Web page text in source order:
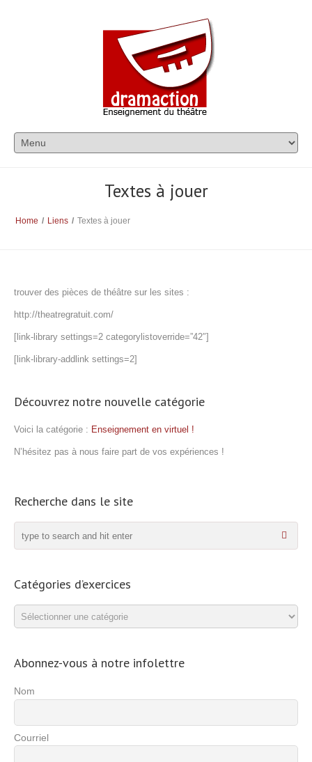
Textes à jouer
Home / Liens / Textes à jouer
trouver des pièces de théâtre sur les sites :
http://theatregratuit.com/
[link-library settings=2 categorylistoverride=”42″]
[link-library-addlink settings=2]
Découvrez notre nouvelle catégorie
Voici la catégorie : Enseignement en virtuel !
N’hésitez pas à nous faire part de vos expériences !
Recherche dans le site
Catégories d’exercices
Catégories
d’exercices
Abonnez-vous à notre infolettre
Nom
Courriel